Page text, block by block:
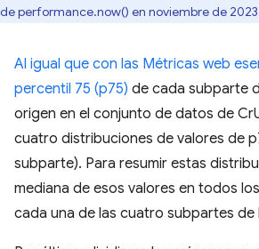
de performance.now() en noviembre de
Al igual que con las Métricas web
percentil 75 (p75) de cada subparte
origen en el conjunto de datos de
cuatro distribuciones de valores de
subparte). Para resumir estas
mediana de esos valores en todos
cada una de las cuatro subpartes de